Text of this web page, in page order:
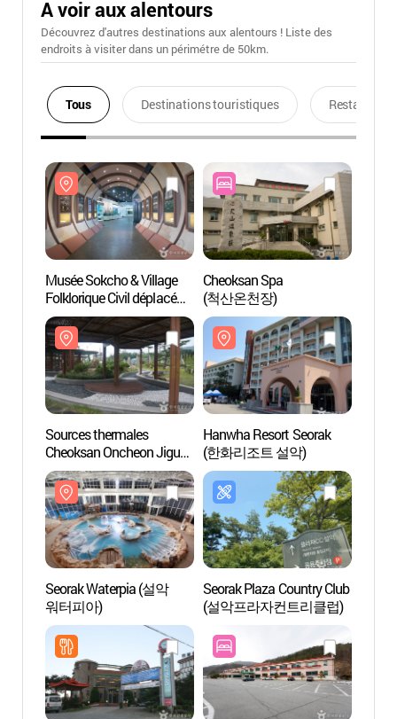
A voir aux alentours
Découvrez d'autres destinations aux alentours ! Liste des
endroits à visiter dans un périmétre de 50km.
Tous Destinations touristiques Restaurants
Musée Sokcho & Village
Folklorique Civil déplacé
(속초시립박물관·
속초실향민문화촌)
Cheoksan Spa
(척산온천장)
Sources thermales
Cheoksan Oncheon Jigu
(Cheoksan Spa World)
(척산온천지구)
Hanwha Resort Seorak
(한화리조트 설악)
Seorak Waterpia (설악
워터피아)
Seorak Plaza Country Club
(설악프라자컨트리클럽)